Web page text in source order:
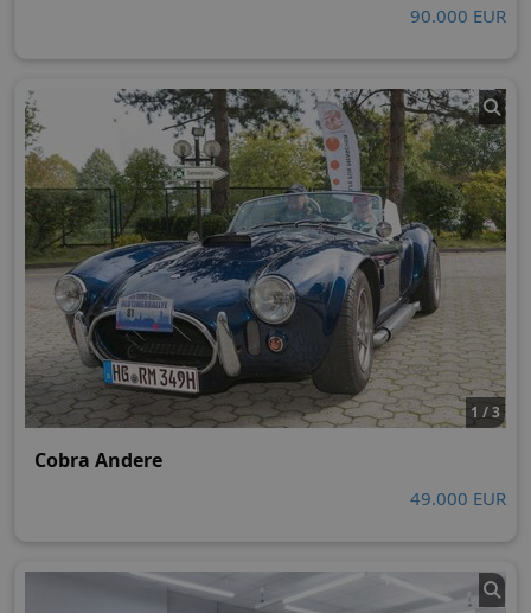
90.000 EUR
1 / 3
Cobra Andere
49.000 EUR